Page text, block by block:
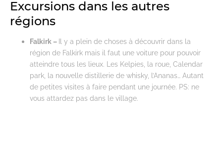
Excursions dans les autres
régions
Falkirk – Il y a plein de choses à découvrir dans la
région de Falkirk mais il faut une voiture pour pouvoir
atteindre tous les lieux. Les Kelpies, la roue, Calendar
park, la nouvelle distillerie de whisky, l’Ananas… Autant
de petites visites à faire pendant une journée. PS: ne
vous attardez pas dans le village.